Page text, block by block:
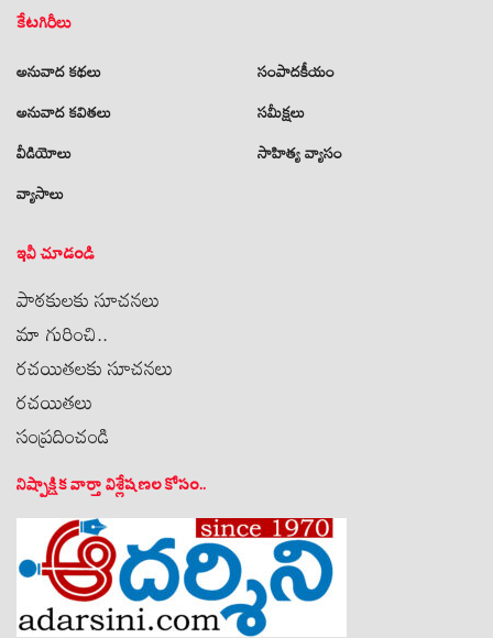
కేటగిరీలు
అనువాద కథలు
అనువాద కవితలు
వీడియోలు
వ్యాసాలు
సంపాదకీయం
సమీక్షలు
సాహిత్య వ్యాసం
ఇవీ చూడండి
పాఠకులకు సూచనలు
మా గురించి..
రచయితలకు సూచనలు
రచయితలు
సంప్రదించండి
నిష్పాక్షిక వార్తా విశ్లేషణల కోసం..